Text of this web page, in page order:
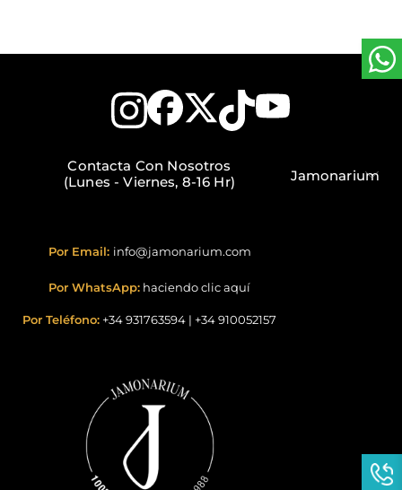
Contacta Con Nosotros
(Lunes - Viernes, 8-16 Hr)
Por Email: info@jamonarium.com
Por WhatsApp: haciendo clic aquí
Por Teléfono: +34 931763594 | +34 910052157
Jamonarium